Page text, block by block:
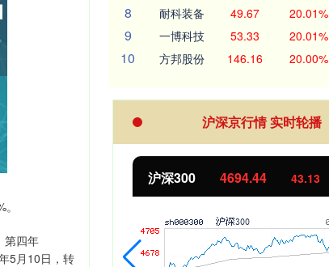
第四年
5月10日，转
8 耐科装备 49.67 20.01%
9 一博科技 53.33 20.01%
10 方邦股份 146.16 20.00%
沪深京行情 实时轮播
沪深300 4694.44 43.13